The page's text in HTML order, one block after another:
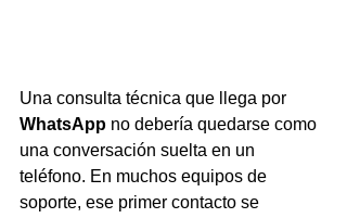
Una consulta técnica que llega por
WhatsApp no debería quedarse como
una conversación suelta en un
teléfono. En muchos equipos de
soporte, ese primer contacto se